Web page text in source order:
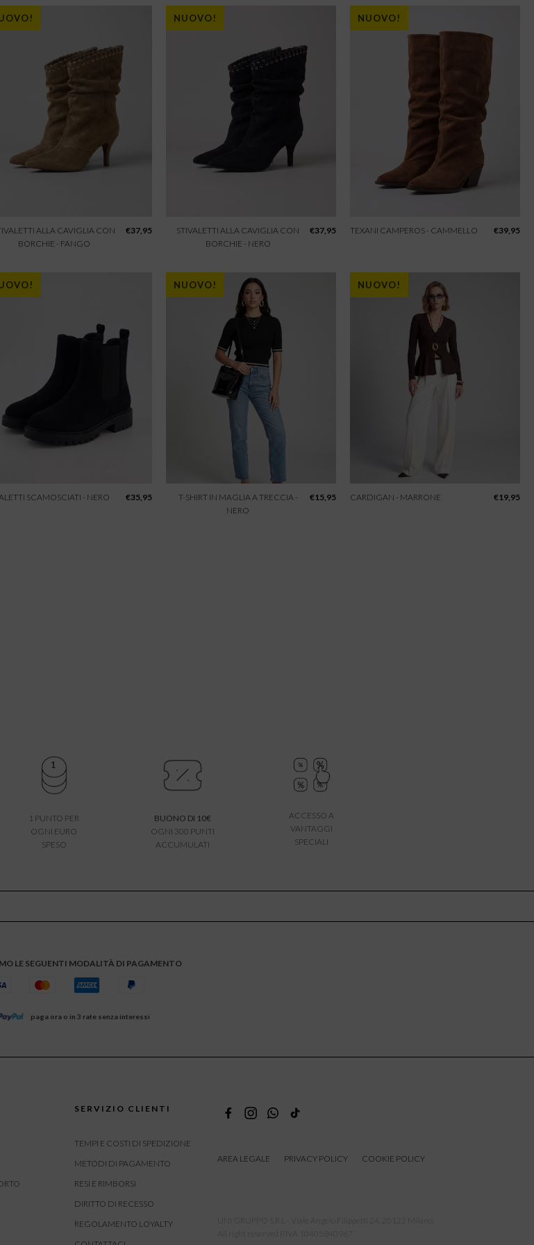
ALLA CAVIGLIA CON
BORCHIE - FANGO
€37,95
NUOVO!
STIVALETTI ALLA CAVIGLIA CON
BORCHIE - NERO
€37,95
NUOVO!
TEXANI CAMPEROS - CAMMELLO €39,95
SCAMOSCIATI - NERO €35,95
NUOVO!
T-SHIRT IN MAGLIA A TRECCIA -
NERO
€15,95
NUOVO!
CARDIGAN - MARRONE €19,95
1 PUNTO PER
OGNI EURO
SPESO
BUONO DI 10€
OGNI 300 PUNTI
ACCUMULATI
ACCESSO A
VANTAGGI
SPECIALI
LE SEGUENTI MODALITÀ DI PAGAMENTO
paga ora o in 3 rate senza interessi
SERVIZIO CLIENTI
TEMPI E COSTI DI SPEDIZIONE
METODI DI PAGAMENTO
RESI E RIMBORSI
DIRITTO DI RECESSO
REGOLAMENTO LOYALTY
AREA LEGALE PRIVACY POLICY COOKIE POLICY